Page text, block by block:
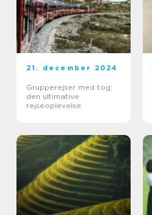
21. december 2024
Grupperejser med tog:
den ultimative
rejseoplevelse